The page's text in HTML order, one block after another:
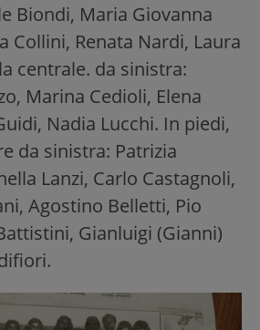
Biondi, Maria Giovanna
Collini, Renata Nardi, Laura
centrale. da sinistra:
Marina Cedioli, Elena
Nadia Lucchi. In piedi,
da sinistra: Patrizia
Lanzi, Carlo Castagnoli,
Agostino Belletti, Pio
Gianluigi (Gianni)